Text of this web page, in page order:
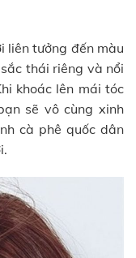
liên tưởng đến màu
thái riêng và nổi
khoác lên mái tóc
sẽ vô cùng xinh
cà phê quốc dân